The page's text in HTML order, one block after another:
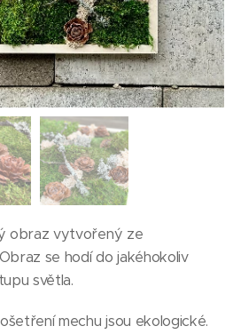
obraz vytvořený ze
se hodí do jakéhokoliv
světla.
mechu jsou ekologické.